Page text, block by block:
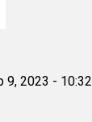
9, 2023 - 10:32